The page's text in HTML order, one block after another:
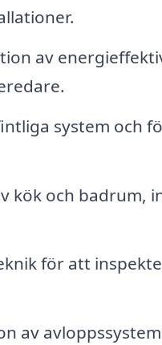
av
system och
kök och badrum,
för att
av